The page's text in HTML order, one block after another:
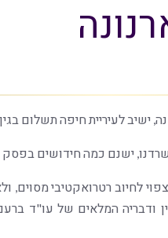
ישנם כמה חידושים בפסק
לחיוב רטרואקטיבי מסוים,
ודבריה המלאים של עו"ד